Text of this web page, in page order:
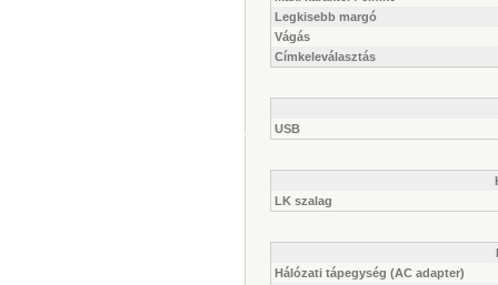
Legkisebb margó
Vágás
Címkeleválasztás
USB
LK szalag
Hálózati tápegység (AC adapter)